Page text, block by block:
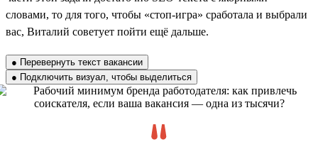
словами, то для того, чтобы «стоп-игра» сработала и выбрали
вас, Виталий советует пойти ещё дальше.
● Перевернуть текст вакансии
● Подключить визуал, чтобы выделиться